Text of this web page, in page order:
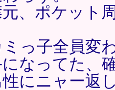
、ポケット
っ子全員変
なってた、
にニャー返